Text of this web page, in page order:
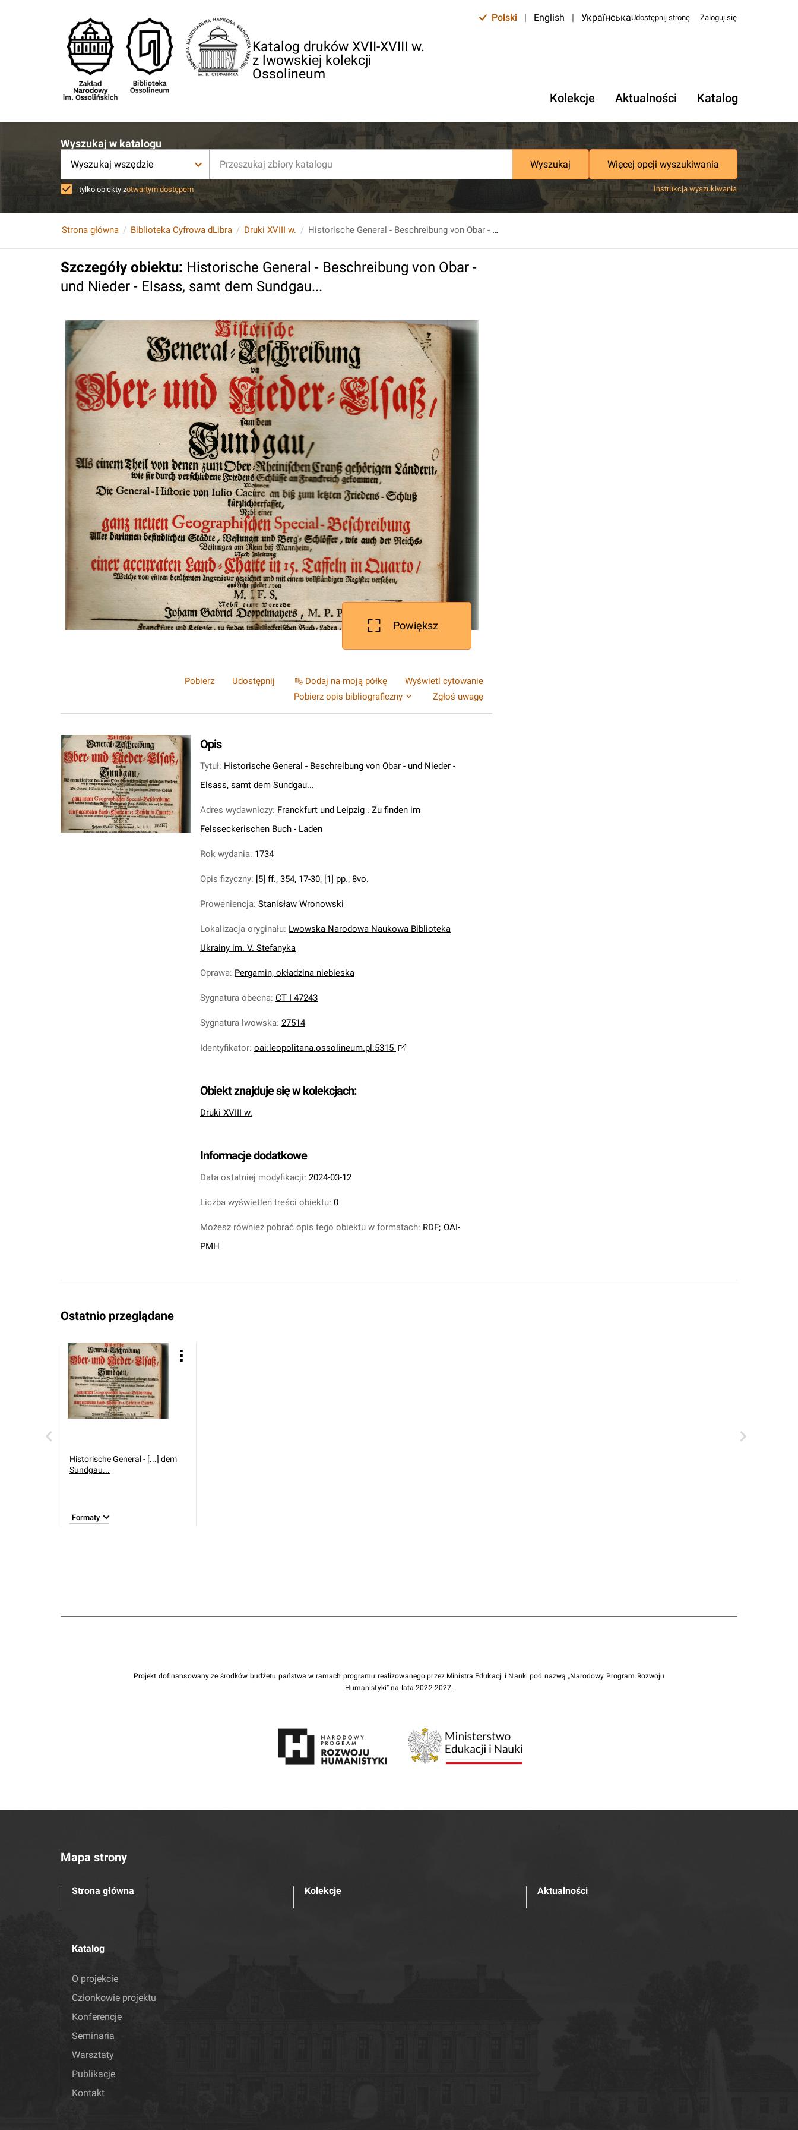
Katalog druków XVII-XVIII w.
z lwowskiej kolekcji
Ossolineum
Polski | English | УкраїнськаUdostępnij stronę Zaloguj się
Kolekcje Aktualności Katalog
Wyszukaj w katalogu
Wyszukaj wszędzie Wyszukaj Więcej opcji wyszukiwania
tylko obiekty zotwartym dostępem Instrukcja wyszukiwania
Strona główna Biblioteka Cyfrowa dLibra Druki XVIII w. Historische General - Beschreibung von Obar - und Nieder - Elsass, samt dem Sundgau...
Szczegóły obiektu: Historische General - Beschreibung von Obar -
und Nieder - Elsass, samt dem Sundgau...
Powiększ
Pobierz Udostępnij Dodaj na moją półkę
Wyświetl cytowanie
Pobierz opis bibliograficzny
Zgłoś uwagę
Opis
Tytuł: Historische General - Beschreibung von Obar - und Nieder -
Elsass, samt dem Sundgau...
Adres wydawniczy: Franckfurt und Leipzig : Zu finden im
Felsseckerischen Buch - Laden
Rok wydania: 1734
Opis fizyczny: [5] ff., 354, 17-30, [1] pp.; 8vo.
Proweniencja: Stanisław Wronowski
Lokalizacja oryginału: Lwowska Narodowa Naukowa Biblioteka
Ukrainy im. V. Stefanyka
Oprawa: Pergamin, okładzina niebieska
Sygnatura obecna: CT I 47243
Sygnatura lwowska: 27514
Identyfikator: oai:leopolitana.ossolineum.pl:5315
Obiekt znajduje się w kolekcjach:
Druki XVIII w.
Informacje dodatkowe
Data ostatniej modyfikacji: 2024-03-12
Liczba wyświetleń treści obiektu: 0
Możesz również pobrać opis tego obiektu w formatach: RDF; OAI-
PMH
Ostatnio przeglądane
Historische General - [...] dem
Sundgau...
Formaty
Projekt dofinansowany ze środków budżetu państwa w ramach programu realizowanego przez Ministra Edukacji i Nauki pod nazwą „Narodowy Program Rozwoju
Humanistyki” na lata 2022-2027.
Mapa strony
Strona główna Kolekcje Aktualności
Katalog
O projekcie
Członkowie projektu
Konferencje
Seminaria
Warsztaty
Publikacje
Kontakt